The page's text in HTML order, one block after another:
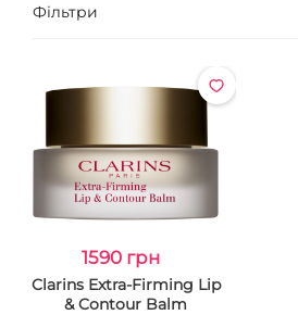
Фільтри
1590 грн
Clarins Extra-Firming Lip
& Contour Balm